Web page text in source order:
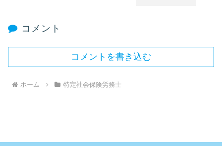
コメント
コメントを書き込む
ホーム 特定社会保険労務士